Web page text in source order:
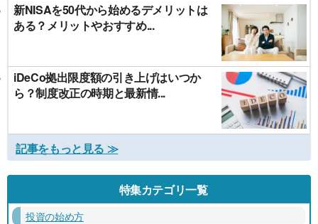
新NISAを50代から始めるデメリットは
ある？メリットやおすすめ...
iDeCo拠出限度額の引き上げはいつか
ら？制度改正の時期と最新情...
記事をもっと見る ≫
特集カテゴリ一覧
投資の始め方